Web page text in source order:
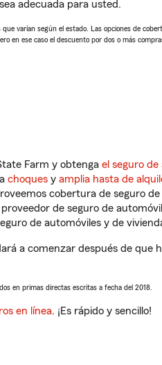
adecuada para usted.
varían según el estado. Las opciones de
en ese caso el descuento por dos o más
Farm y obtenga el seguro
choques y amplia hasta de
cobertura de seguro
de seguro de
de automóviles y de
a comenzar después de que
en primas directas escritas a fecha del 2018.
en línea. ¡Es rápido y sencillo!